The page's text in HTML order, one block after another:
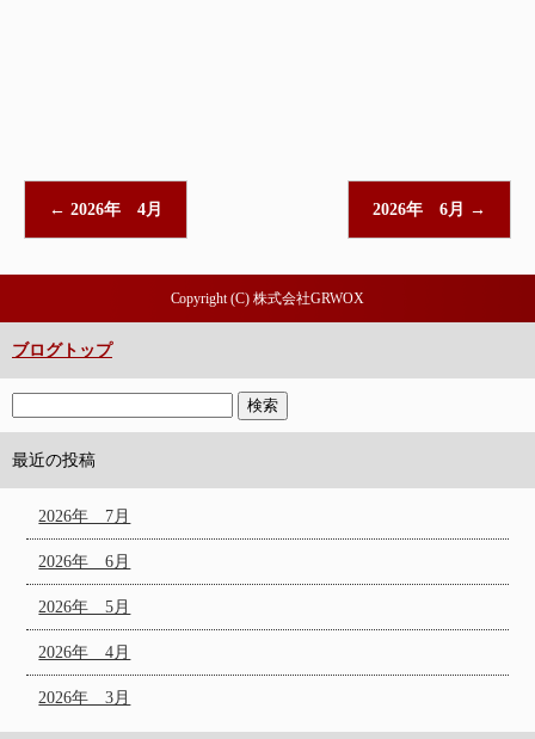
← 2026年 4月 2026年 6月 →
Copyright (C) 株式会社GRWOX
ブログトップ
最近の投稿
2026年 7月
2026年 6月
2026年 5月
2026年 4月
2026年 3月